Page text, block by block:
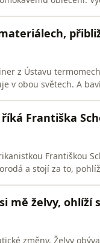
z Ústavu
v obou světech. A
Františka
Františkou
a stojí za to,
mě želvy, ohlíží
změny. Želvy